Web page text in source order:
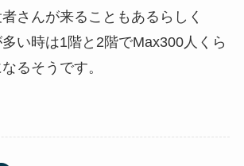
さんが来ることもあるらしく
い時は1階と2階でMax300人くら
るそうです。